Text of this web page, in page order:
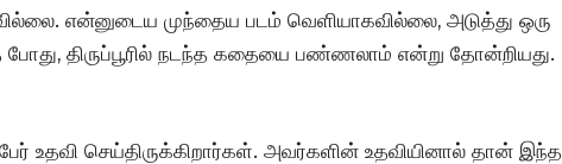
என்னுடைய முந்தைய படம் வெளியாகவில்லை, அடுத்து ஒரு
திருப்பூரில் நடந்த கதையை பண்ணலாம் என்று தோன்றியது.
உதவி செய்திருக்கிறார்கள். அவர்களின் உதவியினால் தான் இந்த